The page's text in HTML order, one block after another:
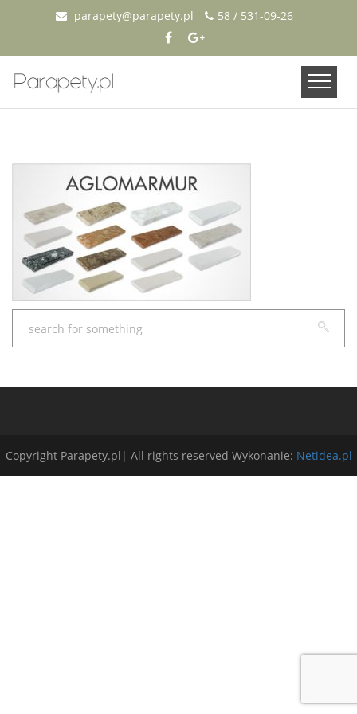
parapety@parapety.pl 58 / 531-09-26
Copyright Parapety.pl| All rights reserved Wykonanie: Netidea.pl